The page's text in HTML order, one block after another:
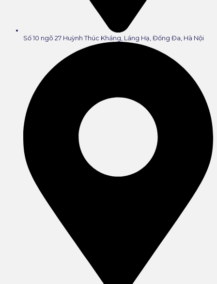
Số 10 ngõ 27 Huỳnh Thúc Kháng, Láng Hạ, Đống Đa, Hà Nội